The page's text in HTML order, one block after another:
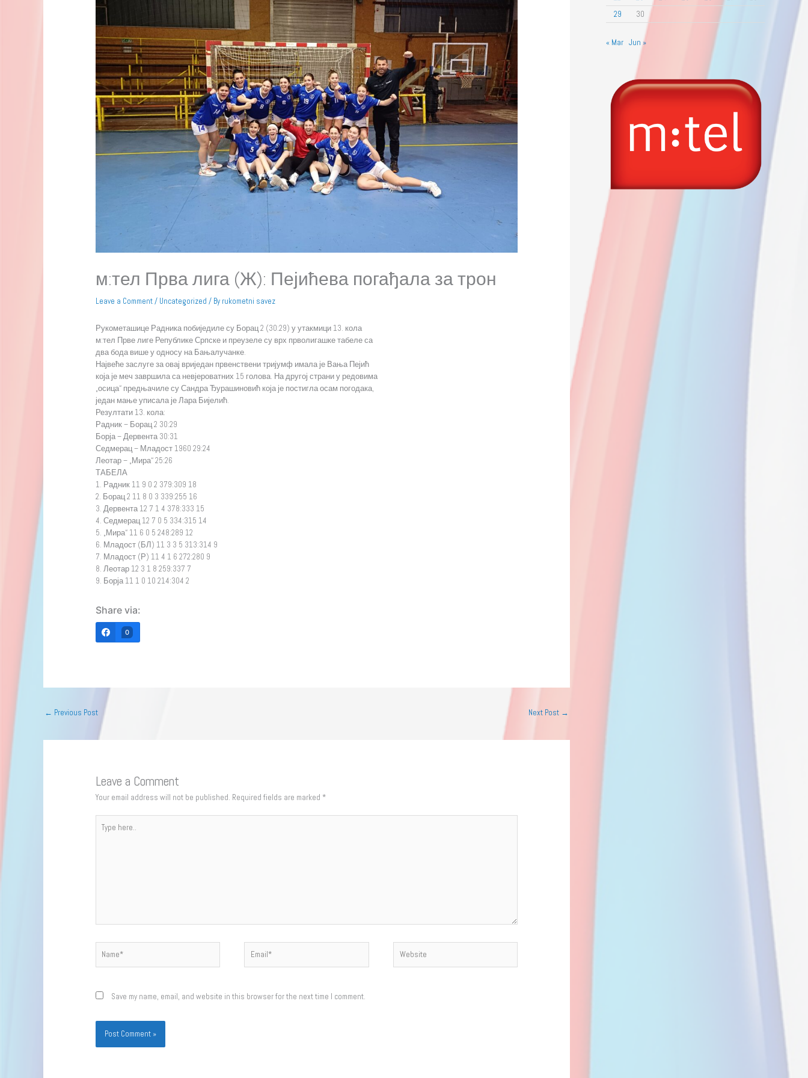
м:тел Прва лига (Ж): Пејићева погађала за трон
Leave a Comment/ Uncategorized / By rukometni savez
Рукометашице Радника побиједиле су Борац 2 (30:29) у утакмици 13. кола
м:тел Прве лиге Републике Српске и преузеле су врх прволигашке табеле са
два бода више у односу на Бањалучанке.
Највеће заслуге за овај вриједан првенствени тријумф имала је Вања Пејић
која је меч завршила са невјероватних 15 голова. На другој страни у редовима
„осица“ предњачиле су Сандра Ђурашиновић која је постигла осам погодака,
један мање уписала је Лара Бијелић.
Резултати 13. кола:
Радник – Борац 2 30:29
Борја – Дервента 30:31
Седмерац – Младост 1960 29:24
Леотар – „Мира“ 25:26
ТАБЕЛА
1. Радник 11 9 0 2 379:309 18
2. Борац 2 11 8 0 3 339:255 16
3. Дервента 12 7 1 4 378:333 15
4. Седмерац 12 7 0 5 334:315 14
5. „Мира“ 11 6 0 5 248:289 12
6. Младост (БЛ) 11 3 3 5 313:314 9
7. Младост (Р) 11 4 1 6 272:280 9
8. Леотар 12 3 1 8 259:337 7
9. Борја 11 1 0 10 214:304 2
Share via:
0
← Previous Post Next Post →
Leave a Comment
Your email address will not be published. Required fields are marked *
here..
Save my name, email, and website in this browser for the next time I comment.
29
30
« Mar Jun »